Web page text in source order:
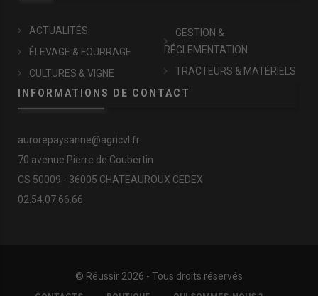
ACTUALITÉS
ÉLEVAGE & FOURRAGE
CULTURES & VIGNE
GESTION &
RÉGLEMENTATION
TRACTEURS & MATÉRIELS
INFORMATIONS DE CONTACT
aurorepaysanne@agricvl.fr
70 avenue Pierre de Coubertin
CS 50009 - 36005 CHATEAUROUX CEDEX
02.54.07.66.66
© Réussir 2026 - Tous droits réservés
FOOTER